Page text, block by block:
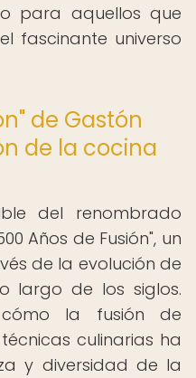
para aquellos que
fascinante universo
de Gastón
de la cocina
del renombrado
Años de Fusión", un
de la evolución de
largo de los siglos.
la fusión de
culinarias ha
y diversidad de la